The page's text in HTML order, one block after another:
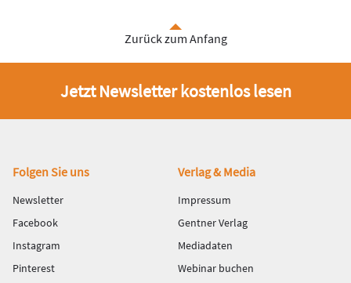
Zurück zum Anfang
Jetzt Newsletter kostenlos lesen
Fußbereich
Folgen Sie uns
Newsletter
Facebook
Instagram
Pinterest
Verlag & Media
Impressum
Gentner Verlag
Mediadaten
Webinar buchen